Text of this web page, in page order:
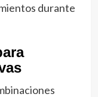
durante